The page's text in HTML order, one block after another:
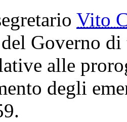
Vito
Governo
alle
degli